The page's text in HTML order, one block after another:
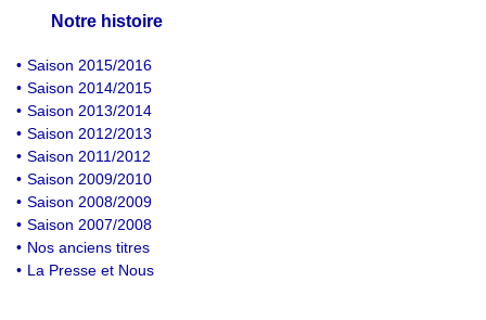
Notre histoire
• Saison 2015/2016
• Saison 2014/2015
• Saison 2013/2014
• Saison 2012/2013
• Saison 2011/2012
• Saison 2009/2010
• Saison 2008/2009
• Saison 2007/2008
• Nos anciens titres
• La Presse et Nous